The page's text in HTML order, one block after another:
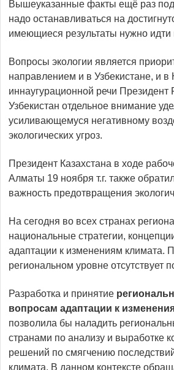
Вышеуказанные факты ещё раз
надо останавливаться на
имеющиеся результаты нужно идти
Вопросы экологии является
направлением и в Узбекистане, и в
иннаугурационной речи Президент
Узбекистан отдельное внимание
усиливающемуся негативному
экологических угроз.
Президент Казахстана в ходе
Алматы 19 ноября т.г. также
важность предотвращения
На сегодня во всех странах
национальные стратегии,
адаптации к изменениям климата.
региональном уровне отсутствует
Разработка и принятие
вопросам адаптации к
позволила бы наладить
странами по анализу и выработке
решений по смягчению
климата. В данном контексте